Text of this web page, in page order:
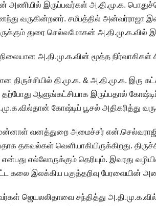
அணியில் இருப்பவர்கள் அ.தி.மு.க.
வருகின்றனர். சமீபத்தில் அன்வர்ராஜா
துரை செல்வமோகன்
அ.தி.மு.க.வின் மூத்த நிர்வாகிகள்
திருச்சியில் தி.மு.க. & அ.தி.மு.க. இரு
தற்போது ஆளுங்கட்சியாக இருப்பதால்
கோஷ்டிப் பூசல் அதிகரித்து
வனத்துறை அமைச்சர்
தகவல்கள் வெளியாகியிருக்கிறது.
எல்லோருக்கும் தெரியும். இவரது
கலை இலக்கிய பகுத்தறிவு பேரவையின்
ஜெயலலிதாவை சந்தித்து